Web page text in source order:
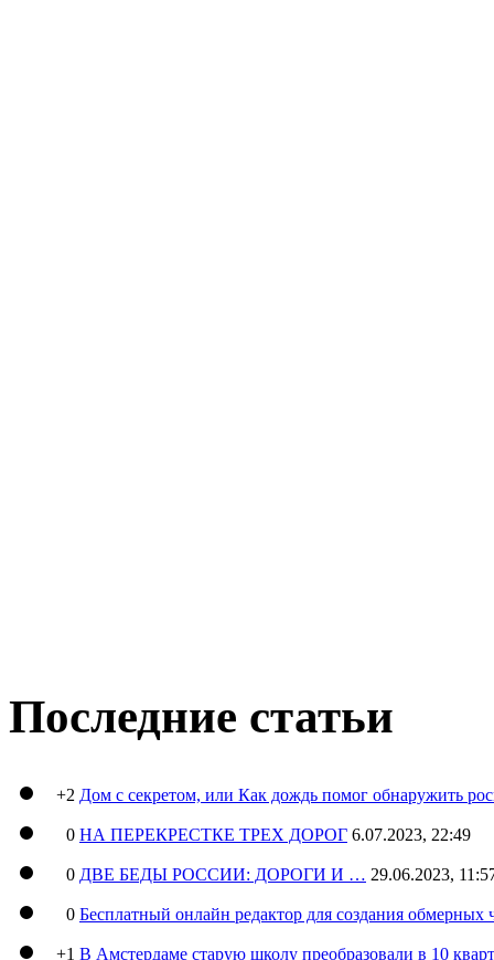
Последние статьи
+2 Дом с секретом, или Как дождь помог обнаружить
0 НА ПЕРЕКРЕСТКЕ ТРЕХ ДОРОГ 6.07.2023, 22:49
0 ДВЕ БЕДЫ РОССИИ: ДОРОГИ И … 29.06.2023,
0 Бесплатный онлайн редактор для создания обмерных
+1 В Амстердаме старую школу преобразовали в 10